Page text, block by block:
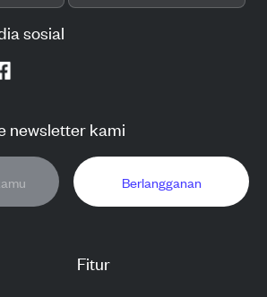
Fitur
sosial
newsletter kami
Berlangganan